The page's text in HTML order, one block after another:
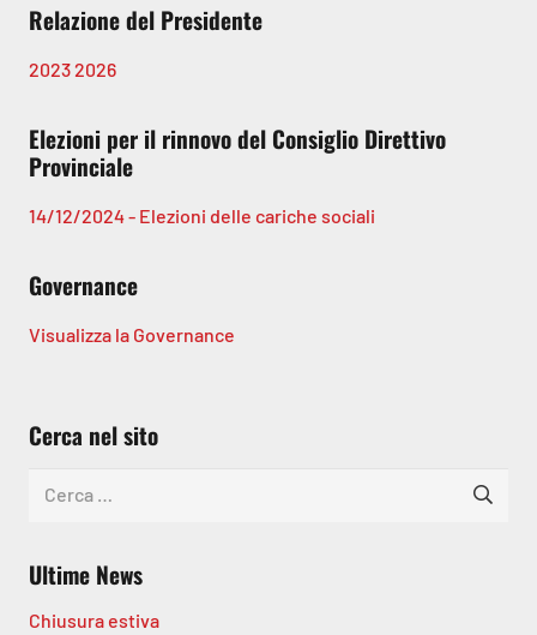
Relazione del Presidente
20232026
Elezioni per il rinnovo del Consiglio Direttivo
Provinciale
14/12/2024 - Elezioni delle cariche sociali
Governance
Visualizza la Governance
Cerca nel sito
Ultime News
Chiusura estiva